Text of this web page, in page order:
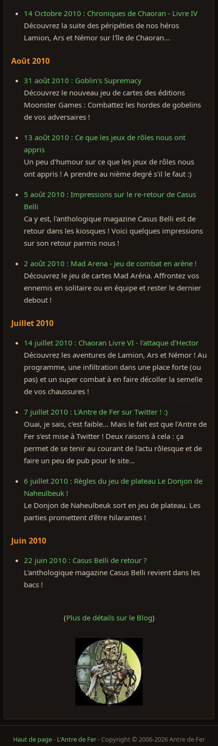
14 Octobre 2010 : Chroniques de Chaoran - Livre IV
Découvrez la suite des péripéties de nos héros
Lamion, Ars et Némor sur l'île de Chaoran...
Août 2010
31 août 2010 : Goblin's Supremacy
Découvrez le nouveau jeu de cartes des éditions
Moonster Games : Combattez les hordes de gobelins
de vos adversaires !
13 août 2010 : Ce que les jeux de rôles nous ont
appris
Un peu d'humour sur ce que les jeux de rôles nous
ont appris ! A prendre au nième degré s'il le faut :)
5 août 2010 : Impressions sur le re-retour de Casus
Belli
Ca y est, l'anthologique magazine Casus Belli est de
retour dans les kiosques ! Voici quelques impressions
sur son retour parmis nous !
2 août 2010 : Mad Arena - Jeu de combat en arène !
Découvrez le jeu de cartes Mad Aréna. Affrontez vos
ennemis en solitaire ou en équipe et rester le dernier
debout !
Juillet 2010
14 juillet 2010 : Chaoran Livre VI - l'attaque d'Hector
Découvrez les aventures de Lamion, Ars et Némor ! Au
programme, une infiltration dans une place forte (ou
pas) et un super combat à en faire décoller la semelle
de vos chaussures !
7 juillet 2010 : L'Antre de Fer sur Twitter ! :)
Ouai, je sais, c'est faible... Mais le fait est que l'Antre de
Fer s'est mise à Twitter ! Deux raisons à cela : ça
permet de se tenir au courant de l'actu rôlesque et de
faire un peu de pub pour le site...
6 juillet 2010 : Règles du jeu de plateau Le Donjon de
Naheulbeuk !
Le Donjon de Naheulbeuk sort en jeu de plateau. Les
parties promettent d'être hilarantes !
Juin 2010
22 juin 2010 : Casus Belli de retour ?
L'anthologique magazine Casus Belli revient dans les
bacs !
(Plus de détails sur le Blog)
Haut de page- L'Antre de Fer- Copyright © 2006-2026 Antre de Fer